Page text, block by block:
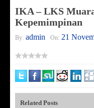
IKA – LKS
Kepemimpinan
By: admin On: 21
Related Posts